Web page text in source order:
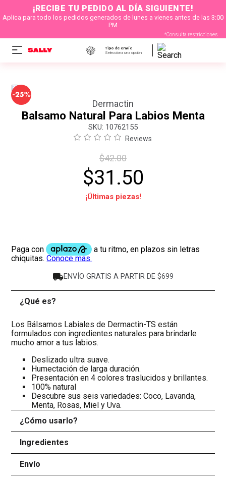
¡RECIBE TU PEDIDO AL DÍA SIGUIENTE!
Aplica para todo los pedidos generados de lunes a vienes antes de las 3:00
PM
*Consulta restricciones
Tipo de envío
Selecciona una opción
-25%
Dermactin
Balsamo Natural Para Labios Menta
: 10762155
Reviews
$42.00
$31 .50
¡Últimas piezas!
ENVÍO GRATIS A PARTIR DE $699
¿Qué es?
Los Bálsamos Labiales de Dermactin-TS están
formulados con ingredientes naturales para brindarle
mucho amor a tus labios.
Deslizado ultra suave.
Humectación de larga duración.
Presentación en 4 colores traslucidos y brillantes.
100% natural
Descubre sus seis variedades: Coco, Lavanda,
Menta, Rosas, Miel y Uva.
¿Cómo usarlo?
Ingredientes
Envío